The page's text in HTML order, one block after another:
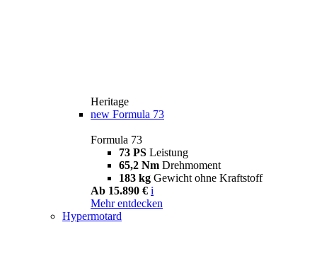
Heritage
new Formula 73
Formula 73
73 PS Leistung
65,2 Nm Drehmoment
183 kg Gewicht ohne Kraftstoff
Ab 15.890 € i
Mehr entdecken
Hypermotard